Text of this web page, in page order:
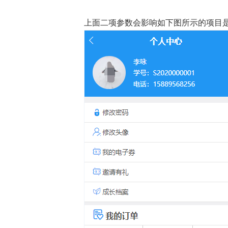
上面二项参数会影响如下图所示的项目